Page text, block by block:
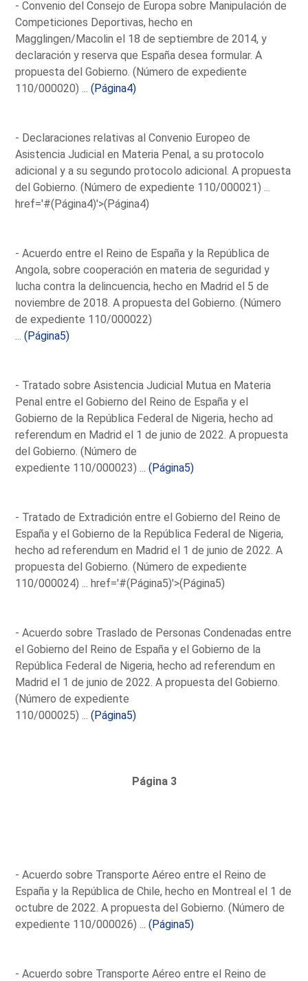
- Convenio del Consejo de Europa sobre Manipulación de
Competiciones Deportivas, hecho en
Magglingen/Macolin el 18 de septiembre de 2014, y
declaración y reserva que España desea formular. A
propuesta del Gobierno. (Número de expediente
110/000020) ...(Página4)
- Declaraciones relativas al Convenio Europeo de
Asistencia Judicial en Materia Penal, a su protocolo
adicional y a su segundo protocolo adicional. A propuesta
del Gobierno. (Número de expediente 110/000021) ...
href='#(Página4)'>(Página4)
- Acuerdo entre el Reino de España y la República de
Angola, sobre cooperación en materia de seguridad y
lucha contra la delincuencia, hecho en Madrid el 5 de
noviembre de 2018. A propuesta del Gobierno. (Número
de expediente 110/000022)
...(Página5)
- Tratado sobre Asistencia Judicial Mutua en Materia
Penal entre el Gobierno del Reino de España y el
Gobierno de la República Federal de Nigeria, hecho ad
referendum en Madrid el 1 de junio de 2022. A propuesta
del Gobierno. (Número de
expediente 110/000023) ...(Página5)
- Tratado de Extradición entre el Gobierno del Reino de
España y el Gobierno de la República Federal de Nigeria,
hecho ad referendum en Madrid el 1 de junio de 2022. A
propuesta del Gobierno. (Número de expediente
110/000024) ...href='#(Página5)'>(Página5)
- Acuerdo sobre Traslado de Personas Condenadas entre
el Gobierno del Reino de España y el Gobierno de la
República Federal de Nigeria, hecho ad referendum en
Madrid el 1 de junio de 2022. A propuesta del Gobierno.
(Número de expediente
110/000025) ...(Página5)
Página 3
- Acuerdo sobre Transporte Aéreo entre el Reino de
España y la República de Chile, hecho en Montreal el 1 de
octubre de 2022. A propuesta del Gobierno. (Número de
expediente 110/000026) ...(Página5)
- Acuerdo sobre Transporte Aéreo entre el Reino de